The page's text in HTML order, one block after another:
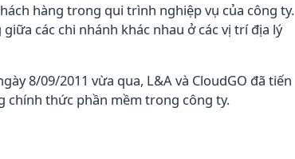
hàng trong qui trình nghiệp vụ của công ty.
các chi nhánh khác nhau ở các vị trí địa lý
8/09/2011 vừa qua, L&A và CloudGO đã tiến
chính thức phần mềm trong công ty.